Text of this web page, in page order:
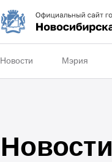
Новости Мэрия
Новости